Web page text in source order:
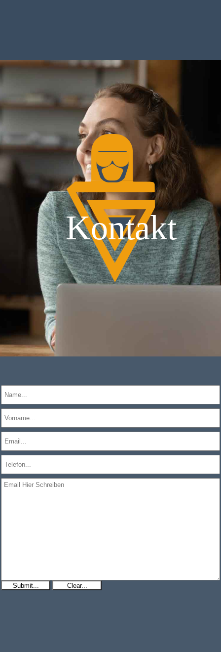
Kontakt
Submit... Clear...